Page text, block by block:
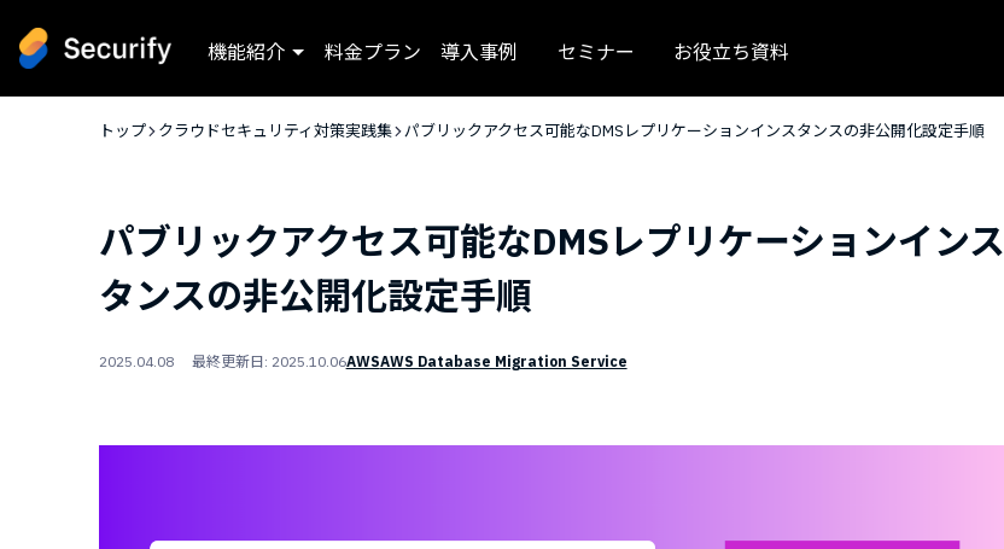
機能紹介 料金プラン 導入事例 セミナー お役立ち資料
トップ クラウドセキュリティ対策実践集 パブリックアクセス可能なDMSレプリケーションインスタンスの非公開化設定手順
パブリックアクセス可能なDMSレプリケーションインス
タンスの非公開化設定手順
2025.04.08 最終更新日: 2025.10.06AWSAWS Database Migration Service